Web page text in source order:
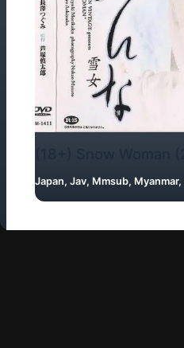
Japan,Jav, Mmsub, Myanmar,